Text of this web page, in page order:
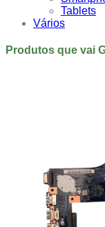
Tablets
Vários
Produtos que vai